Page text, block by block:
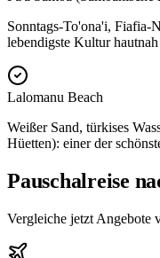
Sonntags-To'ona'i, Fiafia-
lebendigste Kultur hautnah
Lalomanu Beach
Weißer Sand, türkises
Hüetten): einer der
Pauschalreise
Vergleiche jetzt Angebote